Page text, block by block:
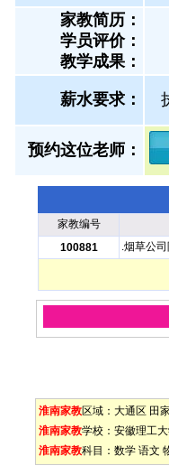
家教简历：
学员评价：
教学成果：
薪水要求：
预约这位老师：
家教编号
100881
.烟草公
淮南家教区域： 大通区 田
淮南家教学校： 安徽理工
淮南家教科目： 数学 语文